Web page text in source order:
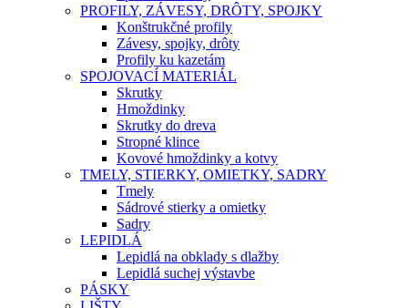
PROFILY, ZÁVESY, DRÔTY, SPOJKY
Konštrukčné profily
Závesy, spojky, drôty
Profily ku kazetám
SPOJOVACÍ MATERIÁL
Skrutky
Hmoždinky
Skrutky do dreva
Stropné klince
Kovové hmoždinky a kotvy
TMELY, STIERKY, OMIETKY, SADRY
Tmely
Sádrové stierky a omietky
Sadry
LEPIDLÁ
Lepidlá na obklady s dlažby
Lepidlá suchej výstavbe
PÁSKY